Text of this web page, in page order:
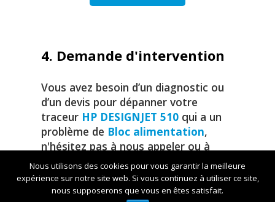
4. Demande d'intervention
Vous avez besoin d’un diagnostic ou
d’un devis pour dépanner votre
traceur HP DESIGNJET 510 qui a un
problème de Bloc alimentation,
n'hésitez pas à nous appeler ou à
remplir notre formulaire de contact.
Nous utilisons des cookies pour vous garantir la meilleure
expérience sur notre site web. Si vous continuez à utiliser ce site,
nous supposerons que vous en êtes satisfait.